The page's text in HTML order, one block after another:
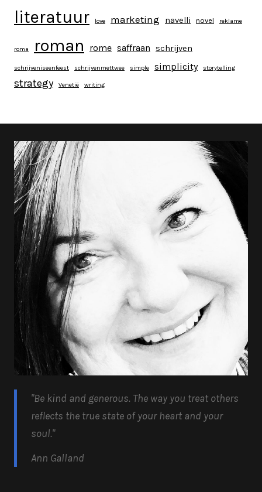
literatuur love marketing navelli novel reklame
roma roman rome saffraan schrijven
schrijveniseenfeest schrijvenmettwee simple simplicity storytelling
strategy Venetië writing
"Be kind and generous. The way you treat others
reflects the true state of your heart and your
soul."
Ann Galland